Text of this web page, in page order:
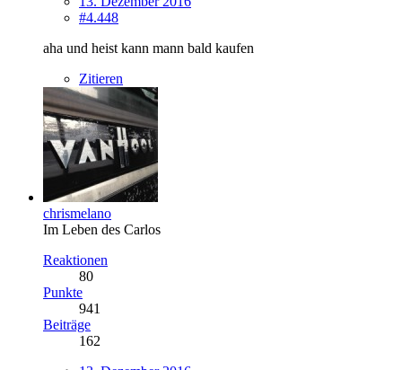
#4.448
aha und heist kann mann bald kaufen
Zitieren
chrismelano
Im Leben des Carlos
Reaktionen
80
Punkte
941
Beiträge
162